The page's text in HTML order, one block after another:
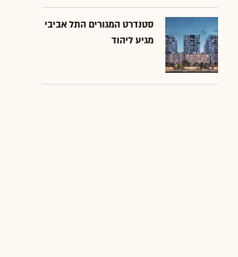
סטנדרט המגורים התל אביבי
מגיע ליהוד